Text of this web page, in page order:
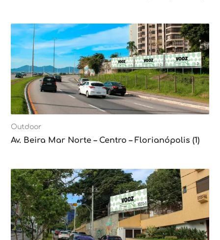
Outdoor
Av. Beira Mar Norte – Centro – Florianópolis (1)